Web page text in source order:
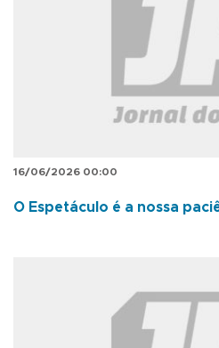
16/06/2026 00:00
O Espetáculo é a nossa